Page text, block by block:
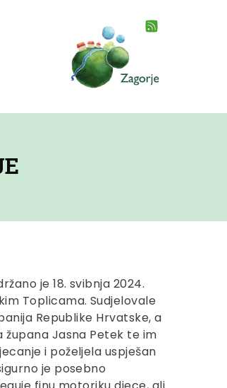
je 18. svibnja 2024.
Toplicama. Sudjelovale
Republike Hrvatske, a
župana Jasna Petek te im
i poželjela uspješan
je posebno